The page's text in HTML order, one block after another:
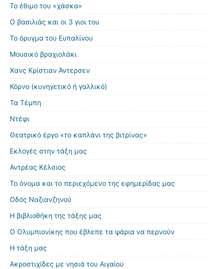
Το έθιμο του «χάσκα»
Ο βασιλιάς και οι 3 γιοι του
Το όρυγμα του Ευπαλίνου
Μουσικό βραχιολάκι
Χανς Κρίστιαν Άντερσεν
Κόρνο (κυνηγετικό ή γαλλικό)
Τα Τέμπη
Ντέφι
Θεατρικό έργο «το καπλάνι της βιτρίνας»
Εκλογές στην τάξη μας
Αντρέας Κέλσιος
Το όνομα και το περιεχόμενο της εφημερίδας μας
Οδός Ναζιανζηνού
Η βιβλιοθήκη της τάξης μας
Ο Ολυμπιονίκης που έβλεπε τα ψάρια να περνούν
Η τάξη μας
Ακροστιχίδες με νησιά του Αιγαίου